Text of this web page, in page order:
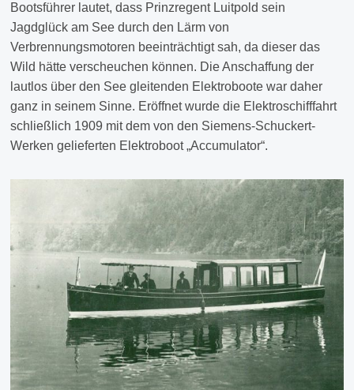
Bootsführer lautet, dass Prinzregent Luitpold sein
Jagdglück am See durch den Lärm von
Verbrennungsmotoren beeinträchtigt sah, da dieser das
Wild hätte verscheuchen können. Die Anschaffung der
lautlos über den See gleitenden Elektroboote war daher
ganz in seinem Sinne. Eröffnet wurde die Elektroschifffahrt
schließlich 1909 mit dem von den Siemens-Schuckert-
Werken gelieferten Elektroboot „Accumulator“.